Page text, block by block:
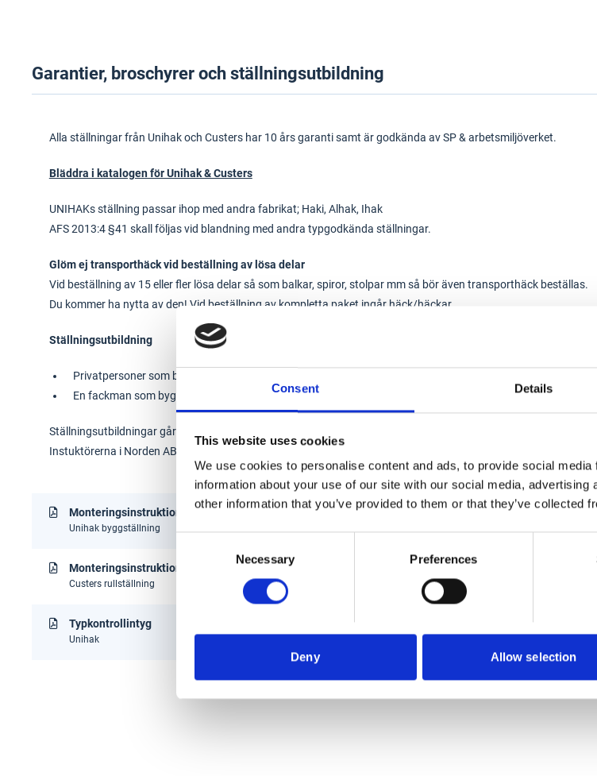
Consent Details
This website uses cookies
We use cookies to personalise content and ads, to provide social
information about your use of our site with our social media,
other information that you’ve provided to them or that they’ve collected
Necessary Preferences
Deny Allow selection
Garantier, broschyrer och ställningsutbildning
Alla ställningar från Unihak och Custers har 10 års garanti samt är godkända av SP & arbetsmiljöverket.
Bläddra i katalogen för Unihak & Custers
UNIHAKs ställning passar ihop med andra fabrikat; Haki, Alhak, Ihak
AFS 2013:4 §41 skall följas vid blandning med andra typgodkända ställningar.
Glöm ej transporthäck vid beställning av lösa delar
Vid beställning av 15 eller fler lösa delar så som balkar, spiror, stolpar mm så bör även transporthäck beställas.
Du kommer ha nytta av den! Vid beställning av kompletta paket ingår häck/häckar.
Ställningsutbildning
Privatpersoner som bygger ställning för eget bruk har inget krav på utbildning, med det rekommenderas.
En fackman som bygger, ändrar eller nedmonterar ställning måste ha en utbildning.
Ställningsutbildningar går att genomföra fysikt via lokala utbildningsföretag, eller online via exempelvis
Instuktörerna i Norden AB
Monteringsinstruktion
Unihak byggställning
Monteringsinstruktion & användarmanual
Custers rullställning
Typkontrollintyg
Unihak